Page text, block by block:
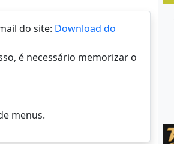
do site: Download do
é necessário memorizar o
menus.